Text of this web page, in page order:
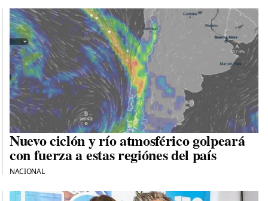
Nuevo ciclón y río atmosférico golpeará
con fuerza a estas regiónes del país
NACIONAL